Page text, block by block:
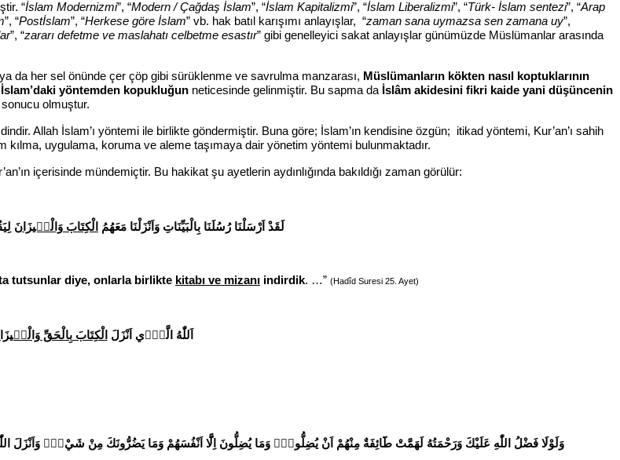
“İslam Modernizmi”, “Modern / Çağdaş İslam”, “İslam Kapitalizmi”, “İslam Liberalizmi”, “Türk- İslam sentezi”, “Arap
”, “Postİslam”, “Herkese göre İslam” vb. hak batıl karışımı anlayışlar, “zaman sana uymazsa sen zamana uy”,
”, “zararı defetme ve maslahatı celbetme esastır” gibi genelleyici sakat anlayışlar günümüzde Müslümanlar arasında
her sel önünde çer çöp gibi sürüklenme ve savrulma manzarası, Müslümanların kökten nasıl koptuklarının
İslam’daki yöntemden kopukluğun neticesinde gelinmiştir. Bu sapma da İslâm akidesini fikri kaide yani düşüncenin
olmuştur.
Allah İslam’ı yöntemi ile birlikte göndermiştir. Buna göre; İslam’ın kendisine özgün; itikad yöntemi, Kur’an’ı sahih
uygulama, koruma ve aleme taşımaya dair yönetim yöntemi bulunmaktadır.
içerisinde mündemiçtir. Bu hakikat şu ayetlerin aydınlığında bakıldığı zaman görülür:
لَقَدْ اَرْسَلْنَا رُسُلَنَا بِالْبَيِّنَاتِ وَاَنْزَلْنَا مَعَهُمُ الْكِتَابَ وَالْم۪يزَانَ
tutsunlar diye, onlarla birlikte kitabı ve mizanı indirdik. …” (Hadîd Suresi 25. Ayet)
اَللّٰهُ الَّذ۪ٓي اَنْزَلَ الْكِتَابَ بِالْحَقِّ
وَلَوْلَا فَضْلُ اللّٰهِ عَلَيْكَ وَرَحْمَتُهُ لَهَمَّتْ طَٓائِفَةٌ مِنْهُمْ اَنْ يُضِلُّوكَۜ وَمَا يُضِلُّونَ اِلَّٓا اَنْفُسَهُمْ وَمَا يَضُرُّونَكَ مِنْ شَيْءٍۜ وَاَنْزَلَ